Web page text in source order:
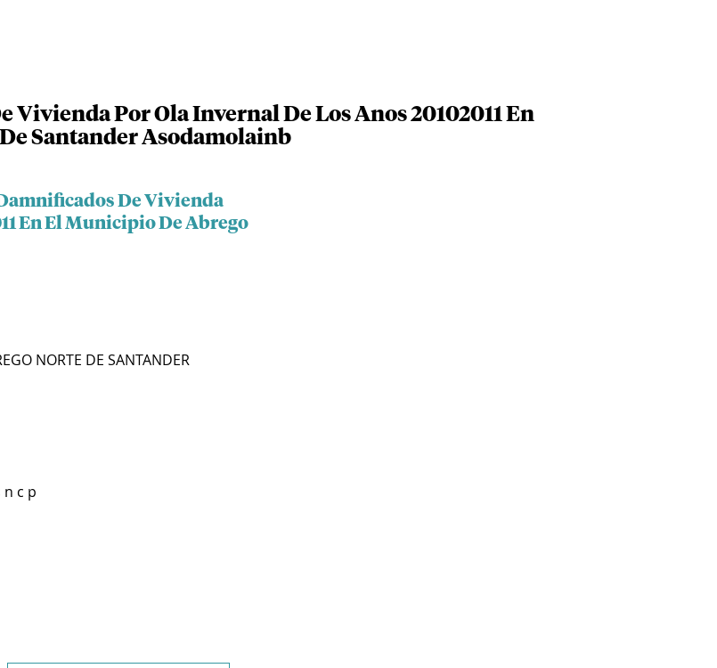
Vivienda Por Ola Invernal De Los Anos 20102011 En
Santander Asodamolainb
De Vivienda
En El Municipio De Abrego
NORTE DE SANTANDER
c p